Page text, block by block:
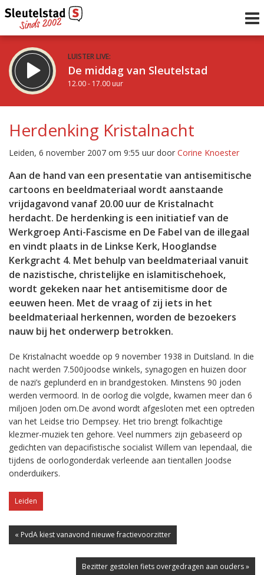
LUISTER LIVE:
De middag van Sleutelstad
12.00 - 17.00 uur
Sleutelstad 30
17.00 - 19.00 uur
Vorig uur
Volgend uur
Inklappen
Herdenking Kristalnacht
Leiden, 6 november 2007 om 9:55 uur door Corine Knoester
Aan de hand van een presentatie van antisemitische
cartoons en beeldmateriaal wordt aanstaande
vrijdagavond vanaf 20.00 uur de Kristalnacht
herdacht. De herdenking is een initiatief van de
Werkgroep Anti-Fascisme en De Fabel van de illegaal
en vindt plaats in de Linkse Kerk, Hooglandse
Kerkgracht 4. Met behulp van beeldmateriaal vanuit
de nazistische, christelijke en islamitischehoek,
wordt gekeken naar het antisemitisme door de
eeuwen heen. Met de vraag of zij iets in het
beeldmateriaal herkennen, worden de bezoekers
nauw bij het onderwerp betrokken.
De Kristalnacht woedde op 9 november 1938 in Duitsland. In die
nacht werden 7.500joodse winkels, synagogen en huizen door
de nazi’s geplunderd en in brandgestoken. Minstens 90 joden
werden vermoord. In de oorlog die volgde, kwamen meer dan 6
miljoen Joden om.De avond wordt afgesloten met een optreden
van het Leidse trio Dempsey. Het trio brengt folkachtige
klezmer-muziek ten gehore. Veel nummers zijn gebaseerd op
gedichten van depacifistische socialist Willem van Iependaal, die
tijdens de oorlogonderdak verleende aan tientallen Joodse
onderduikers.
Leiden
« PvdA kiest vanavond nieuwe fractievoorzitter
Bezitter gestolen fiets overgedragen aan ouders »